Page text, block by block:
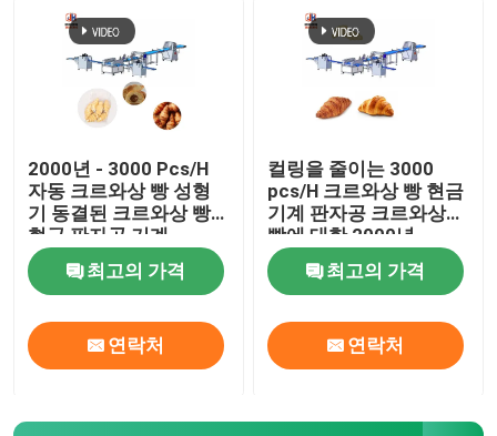
2000년 - 3000 Pcs/H
자동 크르와상 빵 성형
기 동결된 크르와상 빵
현금 판자공 기계
최고의 가격
연락처
컬링을 줄이는 3000
pcs/H 크르와상 빵 현금
기계 판자공 크르와상
빵에 대한 2000년
pcs/H
최고의 가격
연락처